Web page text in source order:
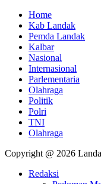
Home
Kab Landak
Pemda Landak
Kalbar
Nasional
Internasional
Parlementaria
Olahraga
Politik
Polri
TNI
Olahraga
Copyright @ 2026
Redaksi